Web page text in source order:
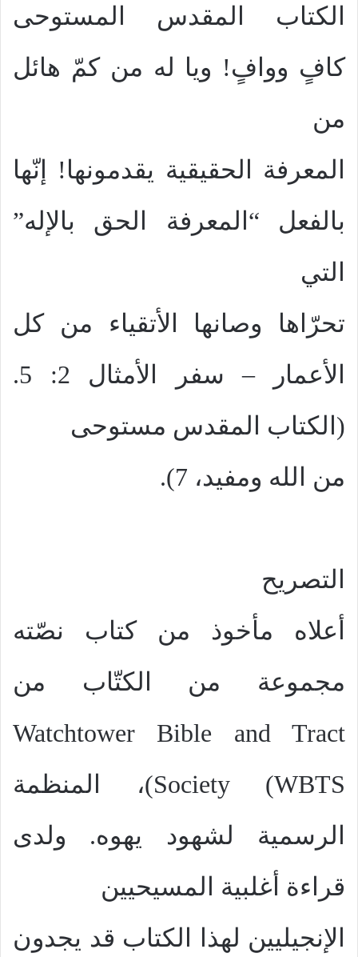
الكتاب المقدس المستوحى
كافٍ ووافٍ! ويا له من كمّ هائل
من
المعرفة الحقيقية يقدمونها! إنّها
بالفعل “المعرفة الحق بالإله”
التي
تحرّاها وصانها الأتقياء من كل
الأعمار – سفر الأمثال 2: 5.
(الكتاب المقدس مستوحى
من الله ومفيد، 7).
التصريح
أعلاه مأخوذ من كتاب نصّته
مجموعة من الكتّاب من
Watchtower Bible and Tract
Society (WBTS)، المنظمة
الرسمية لشهود يهوه. ولدى
قراءة أغلبية المسيحيين
الإنجيليين لهذا الكتاب قد يجدون